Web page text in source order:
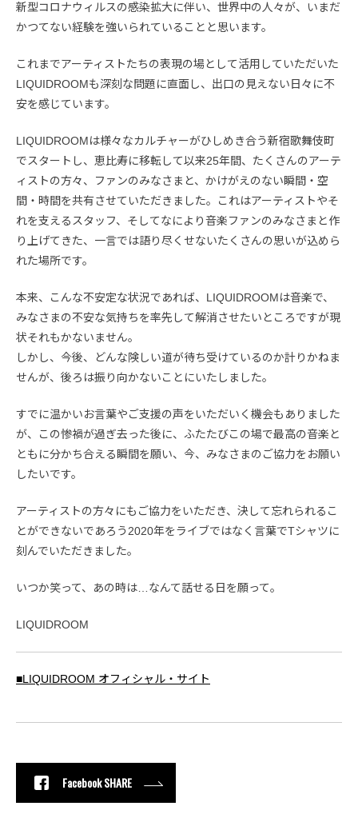
新型コロナウィルスの感染拡大に伴い、世界中の人々が、いまだ
かつてない経験を強いられていることと思います。
これまでアーティストたちの表現の場として活用していただいた
LIQUIDROOMも深刻な問題に直面し、出口の見えない日々に不
安を感じています。
LIQUIDROOMは様々なカルチャーがひしめき合う新宿歌舞伎町
でスタートし、恵比寿に移転して以来25年間、たくさんのアーテ
ィストの方々、ファンのみなさまと、かけがえのない瞬間・空
間・時間を共有させていただきました。これはアーティストやそ
れを支えるスタッフ、そしてなにより音楽ファンのみなさまと作
り上げてきた、一言では語り尽くせないたくさんの思いが込めら
れた場所です。
本来、こんな不安定な状況であれば、LIQUIDROOMは音楽で、
みなさまの不安な気持ちを率先して解消させたいところですが現
状それもかないません。
しかし、今後、どんな険しい道が待ち受けているのか計りかねま
せんが、後ろは振り向かないことにいたしました。
すでに温かいお言葉やご支援の声をいただいく機会もありました
が、この惨禍が過ぎ去った後に、ふたたびこの場で最高の音楽と
ともに分かち合える瞬間を願い、今、みなさまのご協力をお願い
したいです。
アーティストの方々にもご協力をいただき、決して忘れられるこ
とができないであろう2020年をライブではなく言葉でTシャツに
刻んでいただきました。
いつか笑って、あの時は…なんて話せる日を願って。
LIQUIDROOM
■LIQUIDROOM オフィシャル・サイト
Facebook SHARE